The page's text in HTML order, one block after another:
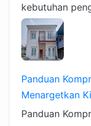
kebutuhan
Panduan
Menargetkan
Panduan